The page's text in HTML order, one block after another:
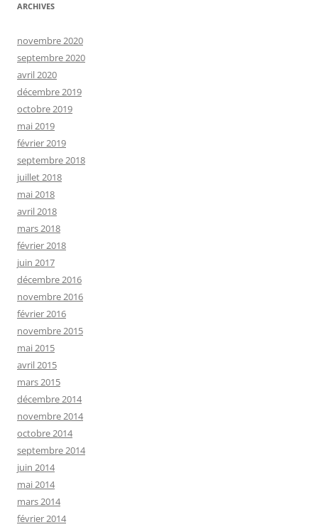
ARCHIVES
novembre 2020
septembre 2020
avril 2020
décembre 2019
octobre 2019
mai 2019
février 2019
septembre 2018
juillet 2018
mai 2018
avril 2018
mars 2018
février 2018
juin 2017
décembre 2016
novembre 2016
février 2016
novembre 2015
mai 2015
avril 2015
mars 2015
décembre 2014
novembre 2014
octobre 2014
septembre 2014
juin 2014
mai 2014
mars 2014
février 2014